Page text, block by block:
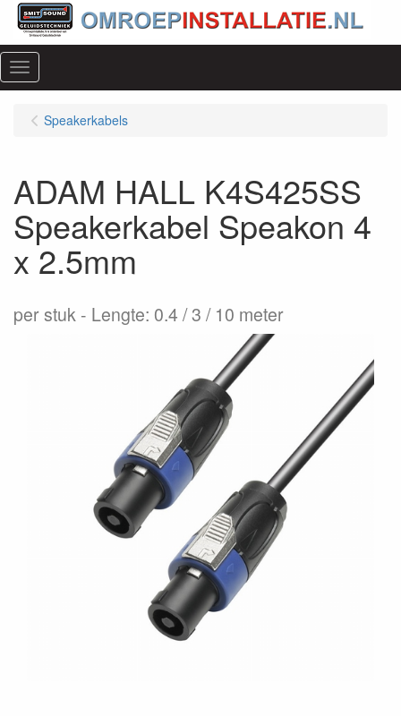
Menu
Speakerkabels
ADAM HALL K4S425SS
Speakerkabel Speakon 4
x 2.5mm
per stuk Lengte: 0.4 / 3 / 10 meter